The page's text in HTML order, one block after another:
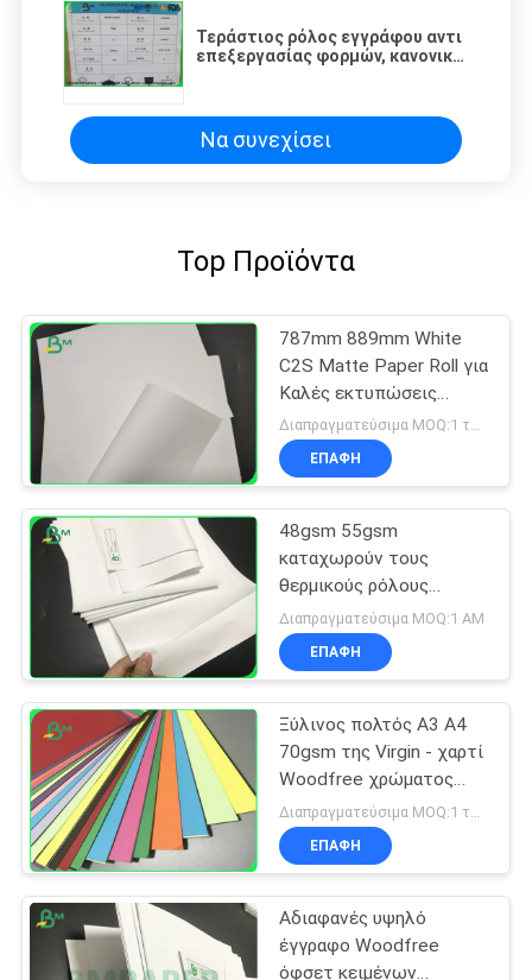
Τεράστιος ρόλος εγγράφου αντι
επεξεργασίας φορμών, κανονικό
Να συνεχίσει
Top Προϊόντα
787mm 889mm White
C2S Matte Paper Roll για
Καλές εκτυπώσεις
έργου τέχνης
Διαπραγματεύσιμα MOQ:1 τόνος για κοινό μέγεθος & 10 τόνους για το ειδικό μέγεθος
ΕΠΑΦΉ
48gsm 55gsm
καταχωρούν τους
θερμικούς ρόλους
εγγράφου παραλαβών
για POS/ATM την
εκτύπωση
Διαπραγματεύσιμα MOQ:1 ΑΜ
ΕΠΑΦΉ
Ξύλινος πολτός A3 A4
70gsm της Virgin - χαρτί
Woodfree χρώματος
250gsm για την κάρτα
ΕΠΑΦΉ
Αδιαφανές υψηλό
έγγραφο Woodfree
όφσετ κειμένων